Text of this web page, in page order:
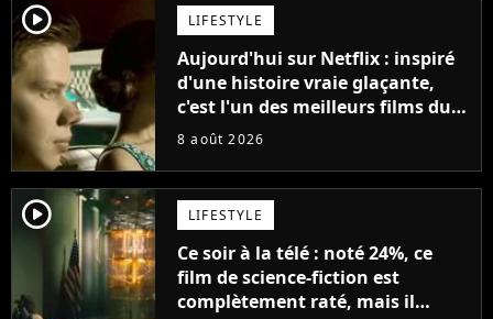
player2 LIFESTYLE
Aujourd'hui sur Netflix : inspiré
d'une histoire vraie glaçante,
c'est l'un des meilleurs films du
21ème siècle
8 août 2026
player2 LIFESTYLE
Ce soir à la télé : noté 24%, ce
film de science-fiction est
complètement raté, mais il